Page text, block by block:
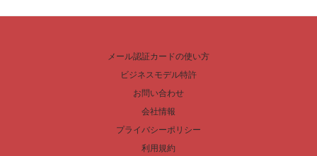
メール認証カードの使い方
ビジネスモデル特許
お問い合わせ
会社情報
プライバシーポリシー
利用規約